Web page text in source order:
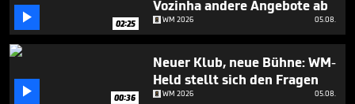
seconds
 02:25
Vozinha andere Angebote ab
WM 2026 05.08.
 00:36
Neuer Klub, neue Bühne: WM-
Held stellt sich den Fragen
WM 2026 05.08.